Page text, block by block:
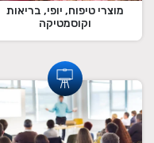
מוצרי טיפוח, יופי, בריאות
וקוסמטיקה